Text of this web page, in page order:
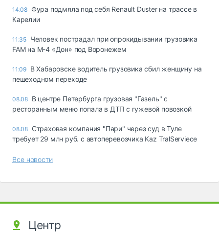
14:08 Фура подмяла под себя Renault Duster на трассе в
Карелии
11:35 Человек пострадал при опрокидывании грузовика
FAM на М-4 «Дон» под Воронежем
11:09 В Хабаровске водитель грузовика сбил женщину на
пешеходном переходе
08.08 В центре Петербурга грузовая "Газель" с
ресторанным меню попала в ДТП с гужевой повозкой
08.08 Страховая компания "Пари" через суд в Туле
требует 29 млн руб. с автоперевозчика Kaz TralServiece
Все новости
Центр